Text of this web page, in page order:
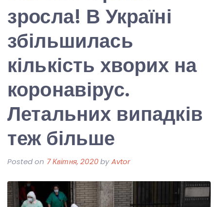
зросла! В Україні
збільшилась
кількість хворих на
коронавірус.
Летальних випадків
теж більше
Posted on 7 Квітня, 2020byAvtor